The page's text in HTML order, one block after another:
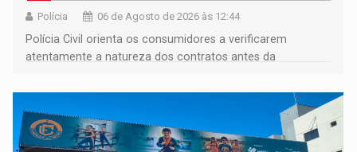
Polícia 06 de Agosto de 2026 às 12:44
Polícia Civil orienta os consumidores a verificarem
atentamente a natureza dos contratos antes da